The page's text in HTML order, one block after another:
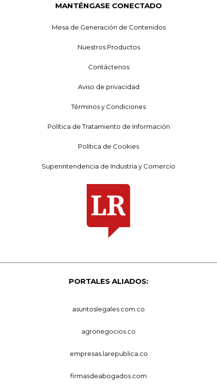
MANTÉNGASE CONECTADO
Mesa de Generación de Contenidos
Nuestros Productos
Contáctenos
Aviso de privacidad
Términos y Condiciones
Política de Tratamiento de Información
Política de Cookies
Superintendencia de Industria y Comercio
PORTALES ALIADOS:
asuntoslegales.com.co
agronegocios.co
empresas.larepublica.co
firmasdeabogados.com